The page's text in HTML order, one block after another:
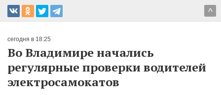
^
сегодня в 18:25
Во Владимире начались
регулярные проверки водителей
электросамокатов